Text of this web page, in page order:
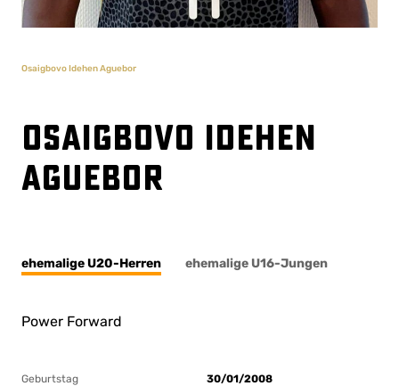
Osaigbovo Idehen Aguebor
Osaigbovo Idehen
Aguebor
ehemalige U20-Herren ehemalige U16-Jungen
Power Forward
Geburtstag
30/01/2008